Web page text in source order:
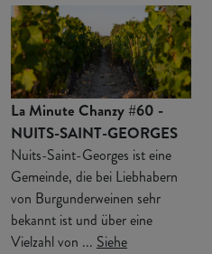
La Minute Chanzy #60 -
NUITS-SAINT-GEORGES
Nuits-Saint-Georges ist eine
Gemeinde, die bei Liebhabern
von Burgunderweinen sehr
bekannt ist und über eine
Vielzahl von ... Siehe